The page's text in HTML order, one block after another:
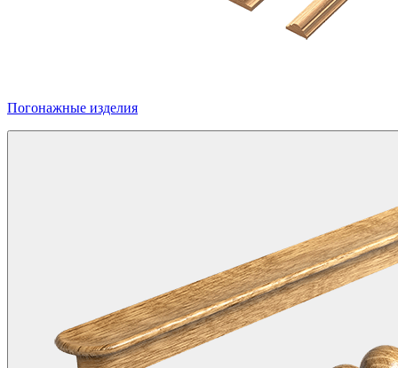
Погонажные изделия